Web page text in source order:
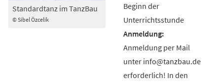
© Sibel Özcelik
Standardtanz im TanzBau
Beginn der
Unterrichtsstunde
Anmeldung per Mail
unter info@tanzbau.de
erforderlich! In den